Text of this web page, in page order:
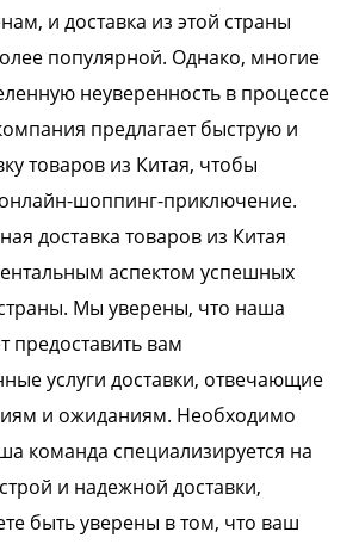
и доставка из этой страны
популярной. Однако, многие
неуверенность в процессе
предлагает быструю и
товаров из Китая, чтобы
шоппинг-приключение.
доставка товаров из Китая
аспектом успешных
Мы уверены, что наша
предоставить вам
услуги доставки, отвечающие
и ожиданиям. Необходимо
команда специализируется на
и надежной доставки,
быть уверены в том, что ваш